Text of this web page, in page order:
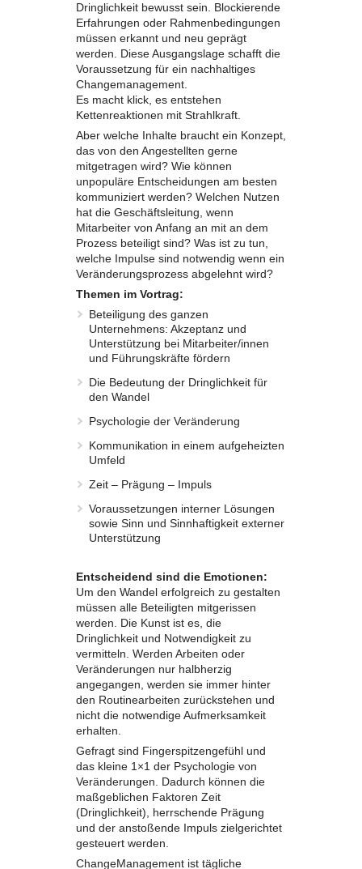
Dringlichkeit bewusst sein. Blockierende
Erfahrungen oder Rahmenbedingungen
müssen erkannt und neu geprägt
werden. Diese Ausgangslage schafft die
Voraussetzung für ein nachhaltiges
Changemanagement.
Es macht klick, es entstehen
Kettenreaktionen mit Strahlkraft.
Aber welche Inhalte braucht ein Konzept,
das von den Angestellten gerne
mitgetragen wird? Wie können
unpopuläre Entscheidungen am besten
kommuniziert werden? Welchen Nutzen
hat die Geschäftsleitung, wenn
Mitarbeiter von Anfang an mit an dem
Prozess beteiligt sind? Was ist zu tun,
welche Impulse sind notwendig wenn ein
Veränderungsprozess abgelehnt wird?
Themen im Vortrag:
Beteiligung des ganzen
Unternehmens: Akzeptanz und
Unterstützung bei Mitarbeiter/innen
und Führungskräfte fördern
Die Bedeutung der Dringlichkeit für
den Wandel
Psychologie der Veränderung
Kommunikation in einem aufgeheizten
Umfeld
Zeit – Prägung – Impuls
Voraussetzungen interner Lösungen
sowie Sinn und Sinnhaftigkeit externer
Unterstützung
Entscheidend sind die Emotionen:
Um den Wandel erfolgreich zu gestalten
müssen alle Beteiligten mitgerissen
werden. Die Kunst ist es, die
Dringlichkeit und Notwendigkeit zu
vermitteln. Werden Arbeiten oder
Veränderungen nur halbherzig
angegangen, werden sie immer hinter
den Routinearbeiten zurückstehen und
nicht die notwendige Aufmerksamkeit
erhalten.
Gefragt sind Fingerspitzengefühl und
das kleine 1×1 der Psychologie von
Veränderungen. Dadurch können die
maßgeblichen Faktoren Zeit
(Dringlichkeit), herrschende Prägung
und der anstoßende Impuls zielgerichtet
gesteuert werden.
ChangeManagement ist tägliche